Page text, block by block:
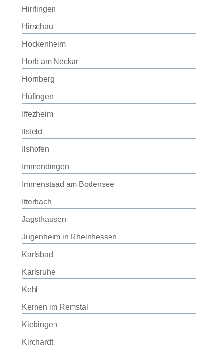
Hirrlingen
Hirschau
Hockenheim
Horb am Neckar
Hornberg
Hüfingen
Iffezheim
Ilsfeld
Ilshofen
Immendingen
Immenstaad am Bodensee
Itterbach
Jagsthausen
Jugenheim in Rheinhessen
Karlsbad
Karlsruhe
Kehl
Kernen im Remstal
Kiebingen
Kirchardt